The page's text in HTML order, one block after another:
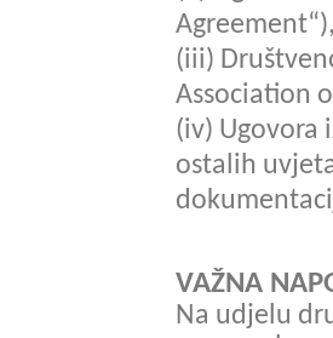
(iii)
Association
(iv) Ugovora
ostalih
VAŽNA
Na udjelu